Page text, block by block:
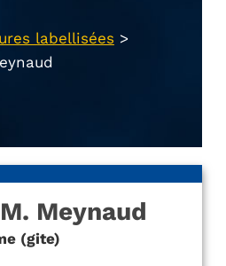
labellisées >
Meynaud
(gite)